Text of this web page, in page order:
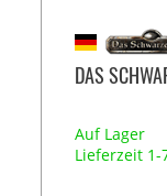
DAS
Auf Lager
Lieferzeit 1-